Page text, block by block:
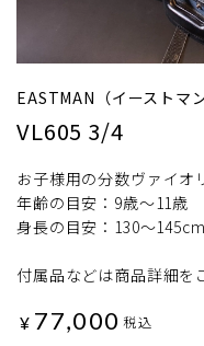
EASTMAN（イーストマン
VL605 3/4
お子様用の分数ヴァイオ
年齢の目安：9歳～11歳
身長の目安：130～145cm
付属品などは商品詳細を
¥ 77,000 税込